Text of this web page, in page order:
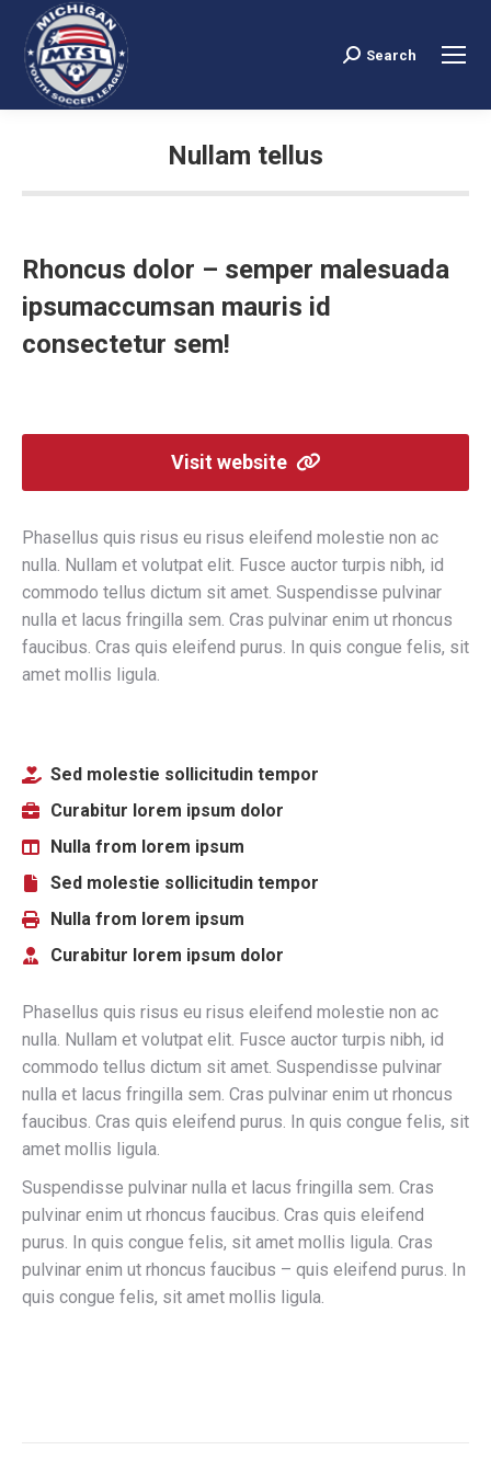
Search:
Search
Nullam tellus
Rhoncus dolor – semper malesuada
ipsumaccumsan mauris id
consectetur sem!
Visit website
Phasellus quis risus eu risus eleifend molestie non ac
nulla. Nullam et volutpat elit. Fusce auctor turpis nibh, id
commodo tellus dictum sit amet. Suspendisse pulvinar
nulla et lacus fringilla sem. Cras pulvinar enim ut rhoncus
faucibus. Cras quis eleifend purus. In quis congue felis, sit
amet mollis ligula.
Sed molestie sollicitudin tempor
Curabitur lorem ipsum dolor
Nulla from lorem ipsum
Sed molestie sollicitudin tempor
Nulla from lorem ipsum
Curabitur lorem ipsum dolor
Phasellus quis risus eu risus eleifend molestie non ac
nulla. Nullam et volutpat elit. Fusce auctor turpis nibh, id
commodo tellus dictum sit amet. Suspendisse pulvinar
nulla et lacus fringilla sem. Cras pulvinar enim ut rhoncus
faucibus. Cras quis eleifend purus. In quis congue felis, sit
amet mollis ligula.
Suspendisse pulvinar nulla et lacus fringilla sem. Cras
pulvinar enim ut rhoncus faucibus. Cras quis eleifend
purus. In quis congue felis, sit amet mollis ligula. Cras
pulvinar enim ut rhoncus faucibus – quis eleifend purus. In
quis congue felis, sit amet mollis ligula.